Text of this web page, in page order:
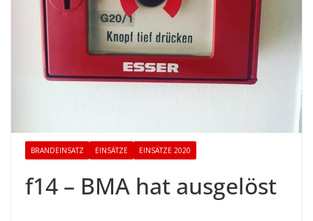
BRANDEINSATZ EINSÄTZE EINSÄTZE 2020
f14 – BMA hat ausgelöst